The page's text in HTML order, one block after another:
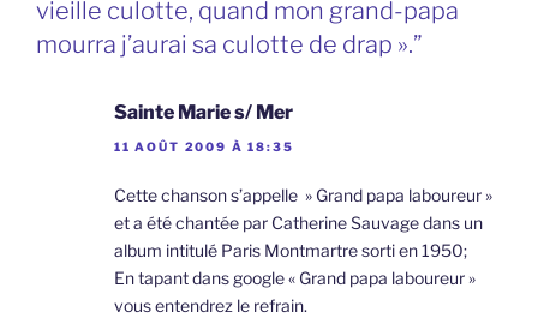
vieille culotte, quand mon grand-papa
mourra j’aurai sa culotte de drap ».”
Sainte Marie s/ Mer
11 AOÛT 2009 À 18:35
Cette chanson s’appelle » Grand papa laboureur »
et a été chantée par Catherine Sauvage dans un
album intitulé Paris Montmartre sorti en 1950;
En tapant dans google « Grand papa laboureur »
vous entendrez le refrain.